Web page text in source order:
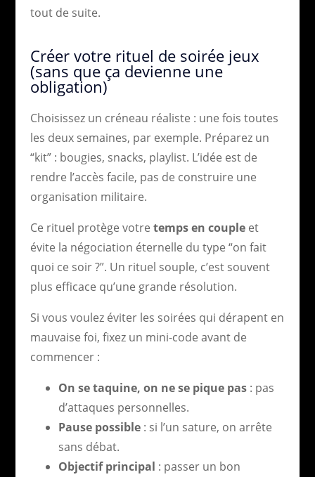
tout de suite.
Créer votre rituel de soirée jeux
(sans que ça devienne une
obligation)
Choisissez un créneau réaliste : une fois toutes
les deux semaines, par exemple. Préparez un
“kit” : bougies, snacks, playlist. L’idée est de
rendre l’accès facile, pas de construire une
organisation militaire.
Ce rituel protège votre temps en coupleet
évite la négociation éternelle du type “on fait
quoi ce soir ?”. Un rituel souple, c’est souvent
plus efficace qu’une grande résolution.
Si vous voulez éviter les soirées qui dérapent en
mauvaise foi, fixez un mini-code avant de
commencer :
On se taquine, on ne se pique pas: pas
d’attaques personnelles.
Pause possible: si l’un sature, on arrête
sans débat.
Objectif principal : passer un bon